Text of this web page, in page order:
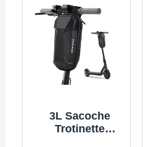
3L Sacoche
Trotinette